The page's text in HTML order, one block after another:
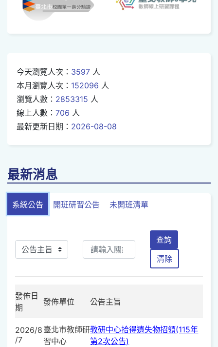
今天瀏覽人次： 3597 人
本月瀏覽人次： 152096 人
瀏覽人數： 2853315 人
線上人數： 706 人
最新更新日期： 2026-08-08
最新消息
系統公告 開班研習公告 未開班清單
查詢
清除
發佈日
期
發佈單位 公告主旨
2026/8
/7
臺北市教師研
習中心
教研中心拾得遺失物招領(115年
第2次公告)